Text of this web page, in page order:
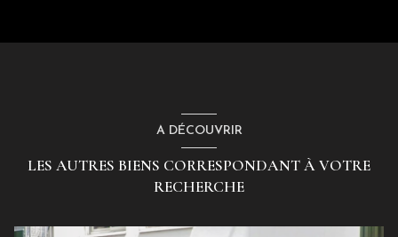
A DÉCOUVRIR
LES AUTRES BIENS CORRESPONDANT À VOTRE
RECHERCHE